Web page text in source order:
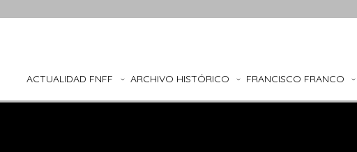
ACTUALIDAD FNFF ARCHIVO HISTÓRICO FRANCISCO FRANCO